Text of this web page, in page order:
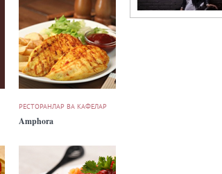
РЕСТОРАНЛАР ВА КАФЕЛАР
Amphora